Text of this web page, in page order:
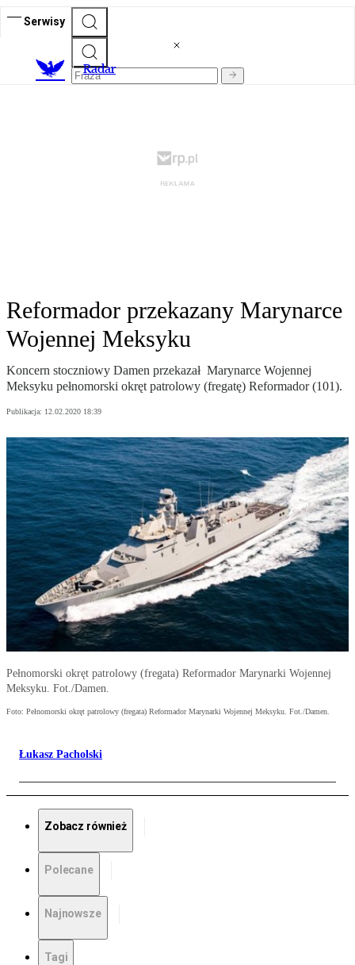
Serwisy
Radar
Reformador przekazany Marynarce
Wojennej Meksyku
Koncern stoczniowy Damen przekazał Marynarce Wojennej
Meksyku pełnomorski okręt patrolowy (fregatę) Reformador (101).
Publikacja: 12.02.2020 18:39
Pełnomorski okręt patrolowy (fregata) Reformador Marynarki Wojennej
Meksyku. Fot./Damen.
Foto: Pełnomorski okręt patrolowy (fregata) Reformador Marynarki Wojennej Meksyku. Fot./Damen.
Łukasz Pacholski
Zobacz również
Polecane
Najnowsze
Tagi